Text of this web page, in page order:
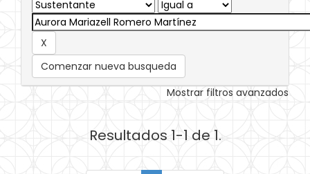
Comenzar nueva busqueda
Mostrar filtros avanzados
Resultados 1-1 de 1.